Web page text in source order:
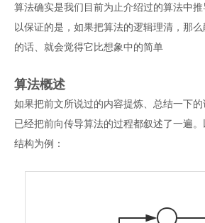
算法确实是我们目前为止介绍过的算法中
以保证的是，如果把算法的逻辑理清，那
的话、就会觉得它比想象中的简单
算法概述
如果把前文所说过的内容提炼、总结一下
已经把前向传导算法的过程都叙述了一遍
结构为例：